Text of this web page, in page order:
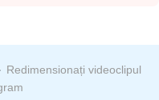
Redimensionați videoclipul